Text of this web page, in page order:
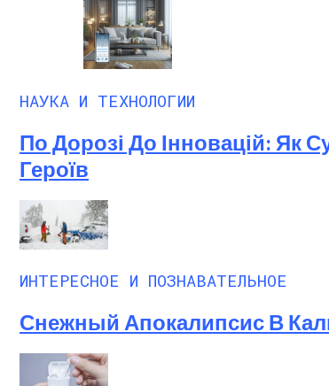
НАУКА И ТЕХНОЛОГИИ
По Дорозі До Інновацій: Як
Героїв
ИНТЕРЕСНОЕ И ПОЗНАВАТЕЛЬНОЕ
Снежный Апокалипсис В